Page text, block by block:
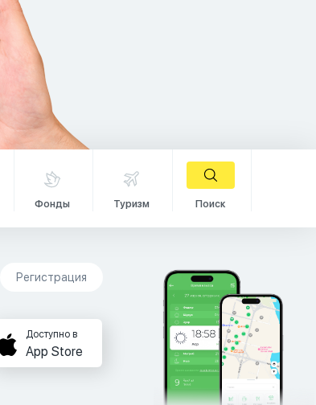
Фонды Туризм Поиск
Регистрация
Доступно в
App Store